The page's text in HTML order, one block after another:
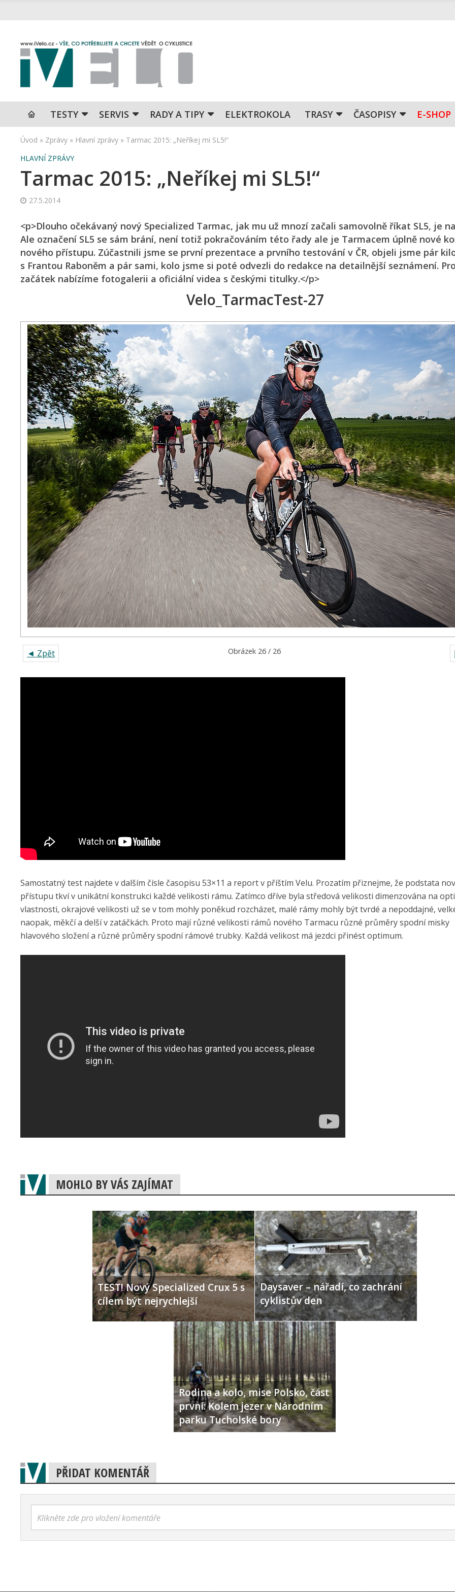
TESTY SERVIS RADY A TIPY ELEKTROKOLA TRASY ČASOPISY E-SHOP
Úvod » Zprávy » Hlavní zprávy » Tarmac 2015: „Neříkej mi SL5!“
HLAVNÍ ZPRÁVY
Tarmac 2015: „Neříkej mi SL5!“
27.5.2014
<p>Dlouho očekávaný nový Specialized Tarmac, jak mu už mnozí začali samovolně říkat SL5, je
Ale označení SL5 se sám brání, není totiž pokračováním této řady ale je Tarmacem úplně nové
nového přístupu. Zúčastnili jsme se první prezentace a prvního testování v ČR, objeli jsme pár
s Frantou Raboněm a pár sami, kolo jsme si poté odvezli do redakce na detailnější seznámení. Pro
začátek nabízíme fotogalerii a oficiální videa s českými titulky.</p>
Velo_TarmacTest-27
◄ Zpět Obrázek 26 / 26
Samostatný test najdete v dalším čísle časopisu 53×11 a report v příštím Velu. Prozatím přiznejme, že podstata
přístupu tkví v unikátní konstrukci každé velikosti rámu. Zatímco dříve byla středová velikosti dimenzována na
vlastnosti, okrajové velikosti už se v tom mohly poněkud rozcházet, malé rámy mohly být tvrdé a nepoddajné,
naopak, měkčí a delší v zatáčkách. Proto mají různé velikosti rámů nového Tarmacu různé průměry spodní misky
hlavového složení a různé průměry spodní rámové trubky. Každá velikost má jezdci přinést optimum.
MOHLO BY VÁS ZAJÍMAT
TEST! Nový Specialized Crux 5 s
cílem být nejrychlejší
Daysaver – nářadí, co zachrání
cyklistův den
Rodina a kolo, mise Polsko, část
první: Kolem jezer v Národním
parku Tucholské bory
PŘIDAT KOMENTÁŘ
Klikněte zde pro vložení komentáře